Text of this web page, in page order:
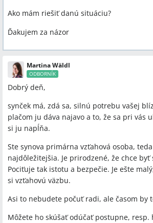
Ako mám riešiť danú situáciu?
Ďakujem za názor
Martina Wäldl
ODBORNÍK
Dobrý deň,
synček má, zdá sa, silnú potrebu vašej
plačom ju dáva najavo a to, že sa pri vás
si ju napĺňa.
Ste synova primárna vzťahová osoba,
najdôležitejšia. Je prirodzené, že chce byť
Pociťuje tak istotu a bezpečie. Je ešte
si vzťahovú väzbu.
Asi to nebudete počuť radi, ale časom by
Môžete ho skúšať odúčať postupne,